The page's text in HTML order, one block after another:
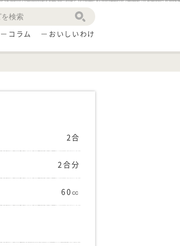
コラム おいしいわけ
2合
2合分
60㏄